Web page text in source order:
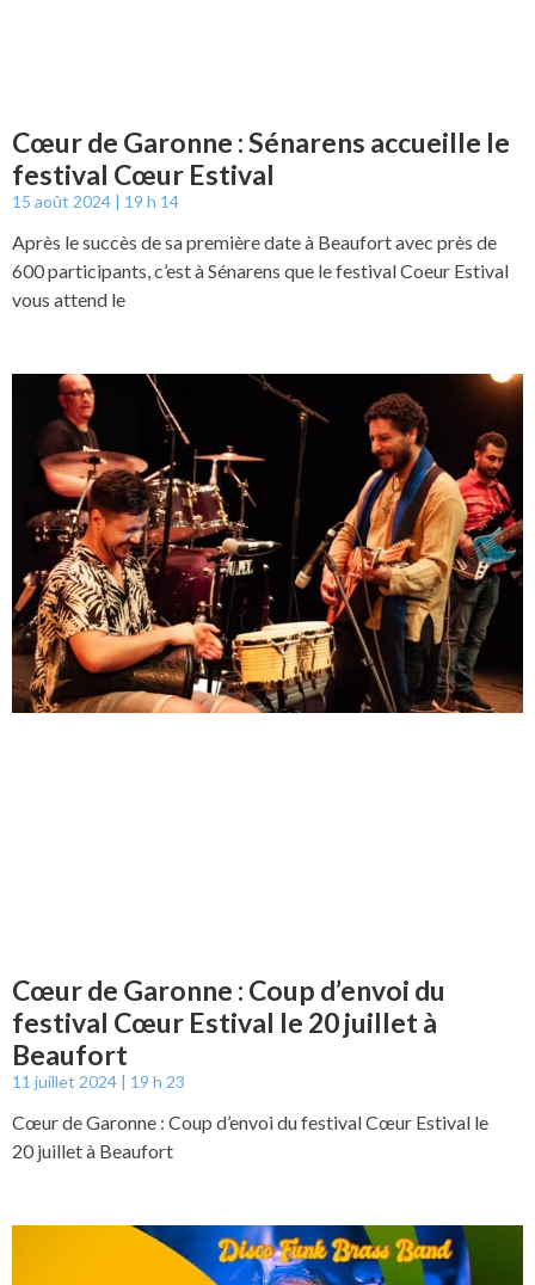
Cœur de Garonne : Sénarens accueille le
festival Cœur Estival
15 août 2024 19 h 14
Après le succès de sa première date à Beaufort avec près de
600 participants, c’est à Sénarens que le festival Coeur Estival
vous attend le
Cœur de Garonne : Coup d’envoi du
festival Cœur Estival le 20 juillet à
Beaufort
11 juillet 2024 19 h 23
Cœur de Garonne : Coup d’envoi du festival Cœur Estival le
20 juillet à Beaufort